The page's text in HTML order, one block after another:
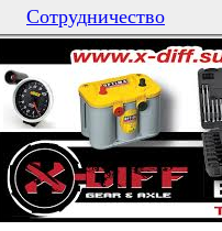
Сотрудничество